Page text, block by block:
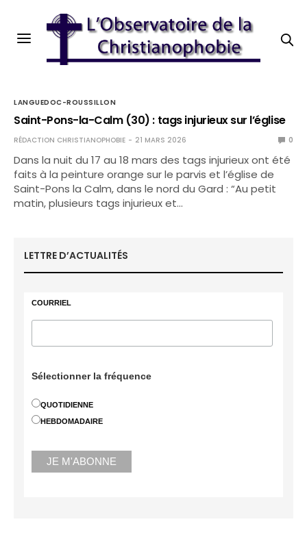
LANGUEDOC-ROUSSILLON
Saint-Pons-la-Calm (30) : tags injurieux sur l’église
RÉDACTION CHRISTIANOPHOBIE 21 MARS 2026 0
Dans la nuit du 17 au 18 mars des tags injurieux ont été
faits à la peinture orange sur le parvis et l’église de
Saint-Pons la Calm, dans le nord du Gard : “Au petit
matin, plusieurs tags injurieux et…
LETTRE D’ACTUALITÉS
COURRIEL
Sélectionner la fréquence
QUOTIDIENNE
HEBDOMADAIRE